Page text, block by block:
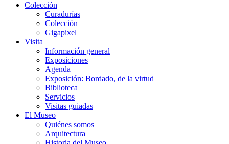
Colección
Curadurías
Colección
Gigapixel
Visita
Información general
Exposiciones
Agenda
Exposición: Bordado, de la virtud
Biblioteca
Servicios
Visitas guiadas
El Museo
Quiénes somos
Arquitectura